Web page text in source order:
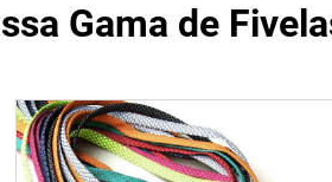
Gama de